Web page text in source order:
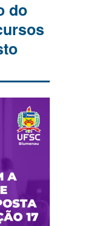
do